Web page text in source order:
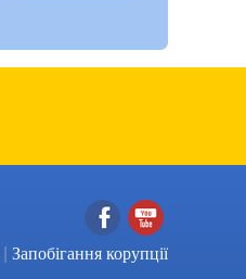
Facebook
YouTube
| Запобігання корупції